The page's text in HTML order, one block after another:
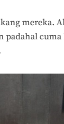
mereka.
padahal